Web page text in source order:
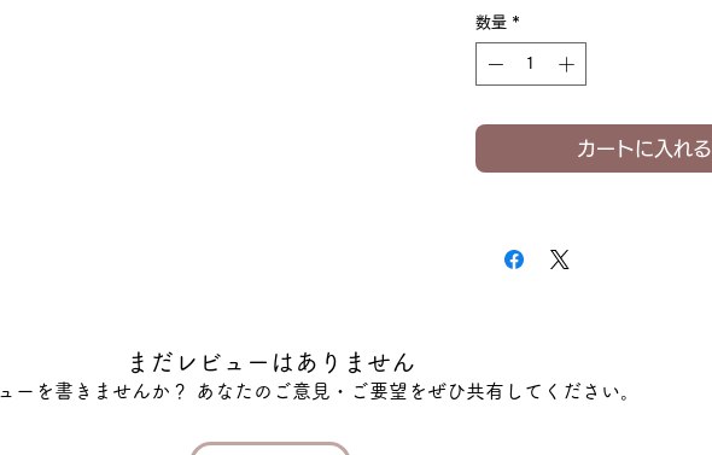
数量 *
カートに入れる
まだレビューはありません
ーを書きませんか？ あなたのご意見・ご要望をぜひ共有してください。